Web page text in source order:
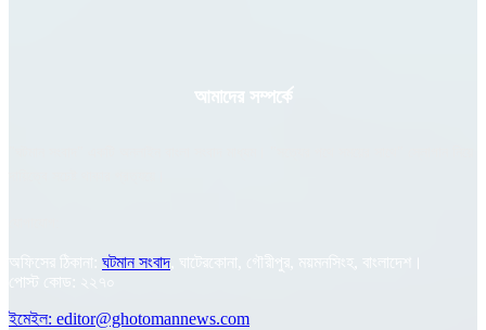
আমাদের সম্পর্কে
অফিসের ঠিকানা: ঘটমান সংবাদ , ঘাটেরকোনা, গৌরীপুর, ময়মনসিংহ, বাংলাদেশ।
পোস্ট কোড: ২২৭০
ইমেইল: editor@ghotomannews.com